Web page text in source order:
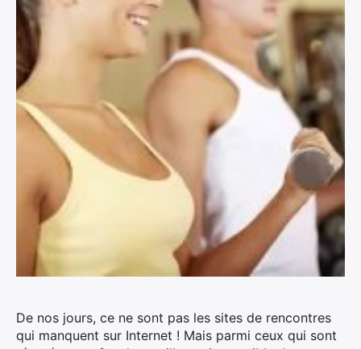
De nos jours, ce ne sont pas les sites de rencontres
qui manquent sur Internet ! Mais parmi ceux qui sont